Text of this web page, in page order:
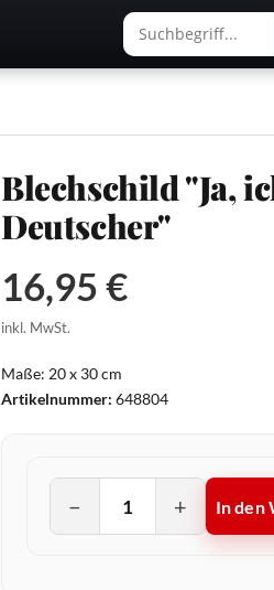
Blechschild "Ja,
Deutscher"
16,95 €
inkl. MwSt.
Maße: 20 x 30 cm
Artikelnummer: 648804
− + In den